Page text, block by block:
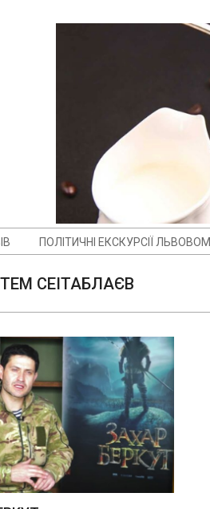
ПОЛІТИЧНІ ЕКСКУРСІЇ ЛЬВОВОМ
СЕІТАБЛАЄВ